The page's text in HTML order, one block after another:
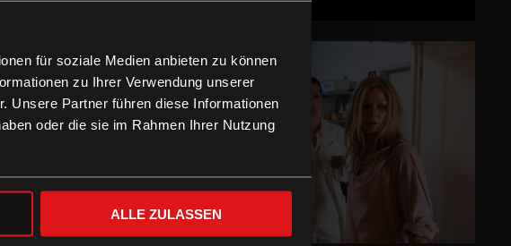
für soziale Medien anbieten zu können
zu Ihrer Verwendung unserer
Unsere Partner führen diese Informationen
oder die sie im Rahmen Ihrer Nutzung
ALLE ZULASSEN